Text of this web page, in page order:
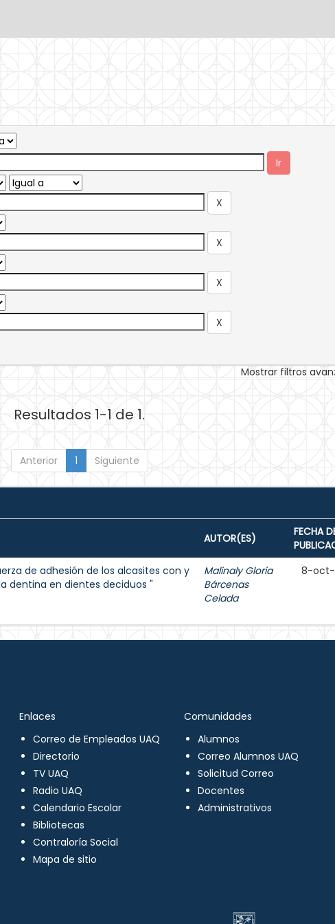
Mostrar filtros
Resultados 1-1 de 1.
Anterior 1 Siguiente
AUTOR(ES)
FECHA
de adhesión de los alcasites con y
dentina en dientes deciduos "
Malinaly Gloria
Bárcenas
Celada
8-oct-
Enlaces
Correo de Empleados UAQ
Directorio
TV UAQ
Radio UAQ
Calendario Escolar
Bibliotecas
Contraloría Social
Mapa de sitio
Comunidades
Alumnos
Correo Alumnos UAQ
Solicitud Correo
Docentes
Administrativos